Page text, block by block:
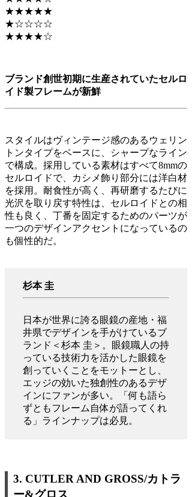
★★★★★
★☆☆☆☆
★★★★☆
ブランド創世初期に生産されていたセルロ
イド製フレームが新鮮
スタイルはヴィンテージ感のあるウェリン
トンタイプをベースに、シャープなライン
で構成。採用している素材はすべて8mmの
セルロイドで、カシメ飾り部分には洋白材
を採用。耐食性が高く、再研磨するたびに
光沢を取り戻す特性は、セルロイドとの相
性も良く、丁番を固定するためのパーツが
一つのデザインアクセントになっているの
も個性的だ。
杉本 圭
日本が世界に誇る眼鏡の産地・福
井県でデザインを手がけているブ
ランド＜杉本 圭＞。眼鏡職人の持
っている技術力を活かした眼鏡を
創っていくことをモットーとし、
エッジの効いた独創性のあるデザ
インにファンが多い。「何も語ら
ずともフレーム自体が語ってくれ
る」ラインナップは必見。
3. CUTLER AND GROSS/カトラ
ー&グロス